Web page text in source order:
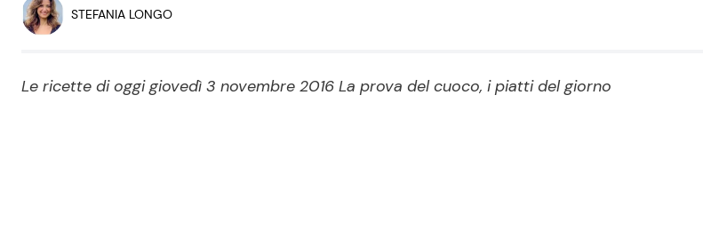
News dal mondo
Le Ricette in TV
STEFANIA LONGO
Le ricette di oggi giovedì 3 novembre 2016 La prova del cuoco, i piatti del giorno